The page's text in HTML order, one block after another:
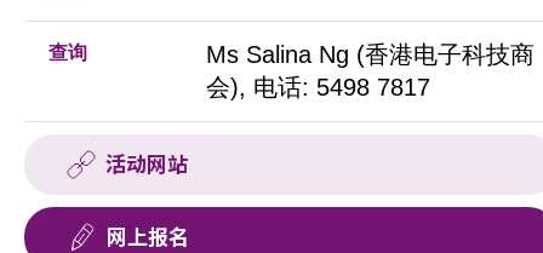
查询
Ms Salina Ng (香港电子科技商
会), 电话: 5498 7817
活动网站
网上报名